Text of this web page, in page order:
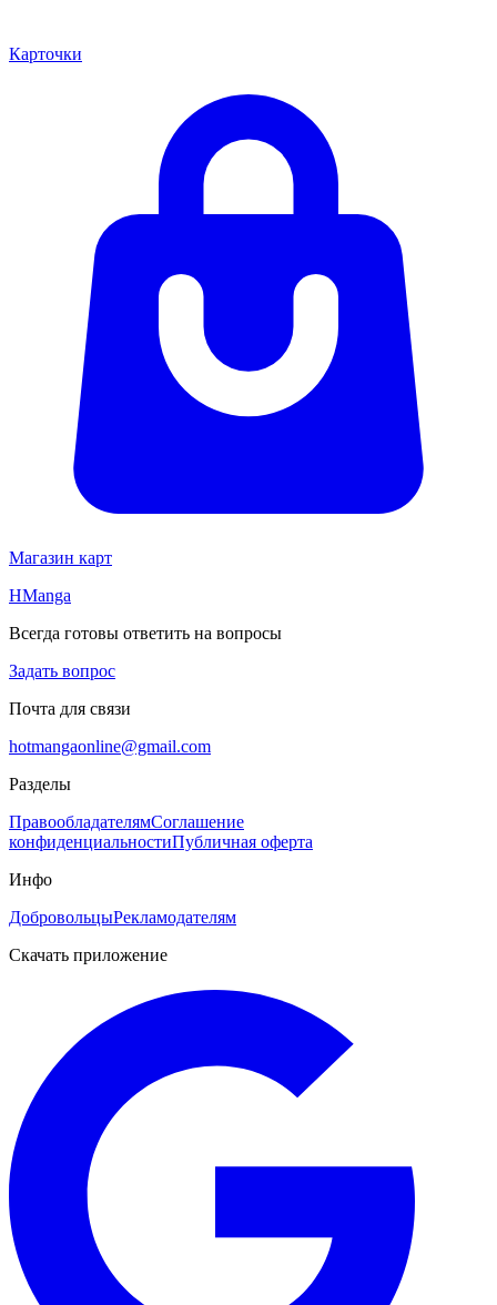
Карточки
Магазин карт
HManga
Всегда готовы ответить на вопросы
Задать вопрос
Почта для связи
hotmangaonline@gmail.com
Разделы
ПравообладателямСоглашение
конфиденциальностиПубличная оферта
Инфо
ДобровольцыРекламодателям
Скачать приложение